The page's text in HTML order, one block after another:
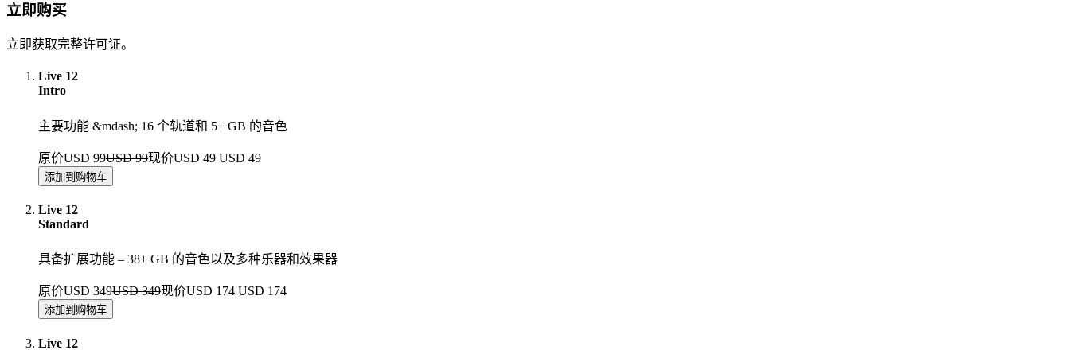
立即购买
立即获取完整许可证。
Live 12
Intro
主要功能 &mdash; 16 个轨道和 5+ GB 的音色
原价USD 99USD 99现价USD 49 USD 49
Live 12
Standard
具备扩展功能 – 38+ GB 的音色以及多种乐器和效果器
原价USD 349USD 349现价USD 174 USD 174
Live 12